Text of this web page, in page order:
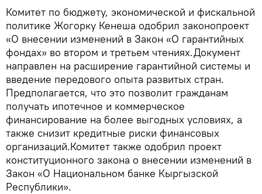
Комитет по бюджету, экономической и фискальной
политике Жогорку Кенеша одобрил законопроект
«О внесении изменений в Закон «О гарантийных
фондах» во втором и третьем чтениях.Документ
направлен на расширение гарантийной системы и
введение передового опыта развитых стран.
Предполагается, что это позволит гражданам
получать ипотечное и коммерческое
финансирование на более выгодных условиях, а
также снизит кредитные риски финансовых
организаций.Комитет также одобрил проект
конституционного закона о внесении изменений в
Закон «О Национальном банке Кыргызской
Республики».